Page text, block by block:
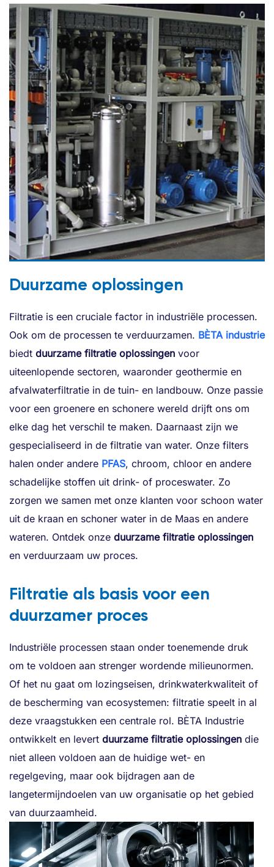
Duurzame oplossingen
Filtratie is een cruciale factor in industriële processen.
Ook om de processen te verduurzamen. BÈTA industrie
biedt duurzame filtratie oplossingen voor
uiteenlopende sectoren, waaronder geothermie en
afvalwaterfiltratie in de tuin- en landbouw. Onze passie
voor een groenere en schonere wereld drijft ons om
elke dag het verschil te maken. Daarnaast zijn we
gespecialiseerd in de filtratie van water. Onze filters
halen onder andere PFAS, chroom, chloor en andere
schadelijke stoffen uit drink- of proceswater. Zo
zorgen we samen met onze klanten voor schoon water
uit de kraan en schoner water in de Maas en andere
wateren. Ontdek onze duurzame filtratie oplossingen
en verduurzaam uw proces.
Filtratie als basis voor een
duurzamer proces
Industriële processen staan onder toenemende druk
om te voldoen aan strenger wordende milieunormen.
Of het nu gaat om lozingseisen, drinkwaterkwaliteit of
de bescherming van ecosystemen: filtratie speelt in al
deze vraagstukken een centrale rol. BÈTA Industrie
ontwikkelt en levert duurzame filtratie oplossingen die
niet alleen voldoen aan de huidige wet- en
regelgeving, maar ook bijdragen aan de
langetermijndoelen van uw organisatie op het gebied
van duurzaamheid.